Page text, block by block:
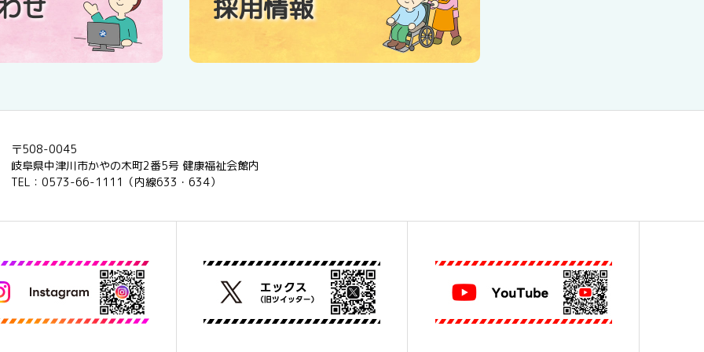
せ 採用情報
〒508-0045
岐阜県中津川市かやの木町2番5号 健康福祉会館内
TEL：0573-66-1111（内線633・634）